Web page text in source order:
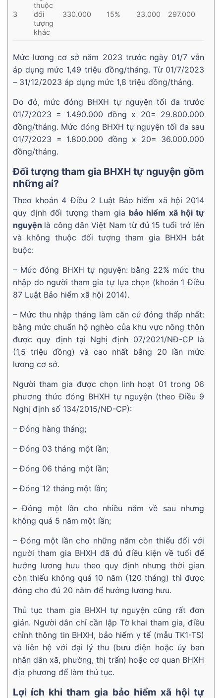
3
thuộc
đối
tượng
khác
330.000 15% 33.000 297.000
Mức lương cơ sở năm 2023 trước ngày 01/7 vẫn
áp dụng mức 1,49 triệu đồng/tháng. Từ 01/7/2023
– 31/12/2023 áp dụng mức 1,8 triệu đồng/tháng.
Do đó, mức đóng BHXH tự nguyện tối đa trước
01/7/2023 = 1.490.000 đồng x 20= 29.800.000
đồng/tháng. Mức đóng BHXH tự nguyện tối đa sau
01/7/2023 = 1.800.000 đồng x 20= 36.000.000
đồng/tháng.
Đối tượng tham gia BHXH tự nguyện gồm
những ai?
Theo khoản 4 Điều 2 Luật Bảo hiểm xã hội 2014
quy định đối tượng tham gia bảo hiểm xã hội tự
nguyện là công dân Việt Nam từ đủ 15 tuổi trở lên
và không thuộc đối tượng tham gia BHXH bắt
buộc:
– Mức đóng BHXH tự nguyện: bằng 22% mức thu
nhập do người tham gia tự lựa chọn (khoản 1 Điều
87 Luật Bảo hiểm xã hội 2014).
– Mức thu nhập tháng làm căn cứ đóng thấp nhất:
bằng mức chuẩn hộ nghèo của khu vực nông thôn
được quy định tại Nghị định 07/2021/NĐ-CP là
(1,5 triệu đồng) và cao nhất bằng 20 lần mức
lương cơ sở.
Người tham gia được chọn linh hoạt 01 trong 06
phương thức đóng BHXH tự nguyện (theo Điều 9
Nghị định số 134/2015/NĐ-CP):
– Đóng hàng tháng;
– Đóng 03 tháng một lần;
– Đóng 06 tháng một lần;
– Đóng 12 tháng một lần;
– Đóng một lần cho nhiều năm về sau nhưng
không quá 5 năm một lần;
– Đóng một lần cho những năm còn thiếu đối với
người tham gia BHXH đã đủ điều kiện về tuổi để
hưởng lương hưu theo quy định nhưng thời gian
còn thiếu không quá 10 năm (120 tháng) thì được
đóng cho đủ 20 năm để hưởng lương hưu.
Thủ tục tham gia BHXH tự nguyện cũng rất đơn
giản. Người dân chỉ cần lập Tờ khai tham gia, điều
chỉnh thông tin BHXH, bảo hiểm y tế (mẫu TK1-TS)
và liên hệ với đại lý thu (bưu điện hoặc ủy ban
nhân dân xã, phường, thị trấn) hoặc cơ quan BHXH
địa phương để làm thủ tục.
Lợi ích khi tham gia bảo hiểm xã hội tự